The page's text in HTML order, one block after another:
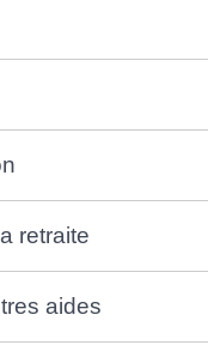
retraite
aides